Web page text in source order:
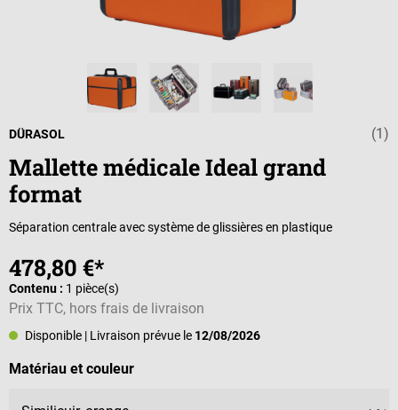
Note (1)
DÜRASOL
Mallette médicale Ideal grand
format
Séparation centrale avec système de glissières en plastique
478,80 €*
Contenu : 1 pièce(s)
Prix TTC, hors frais de livraison
Disponible | Livraison prévue le 12/08/2026
Sélectionnez
Matériau et couleur